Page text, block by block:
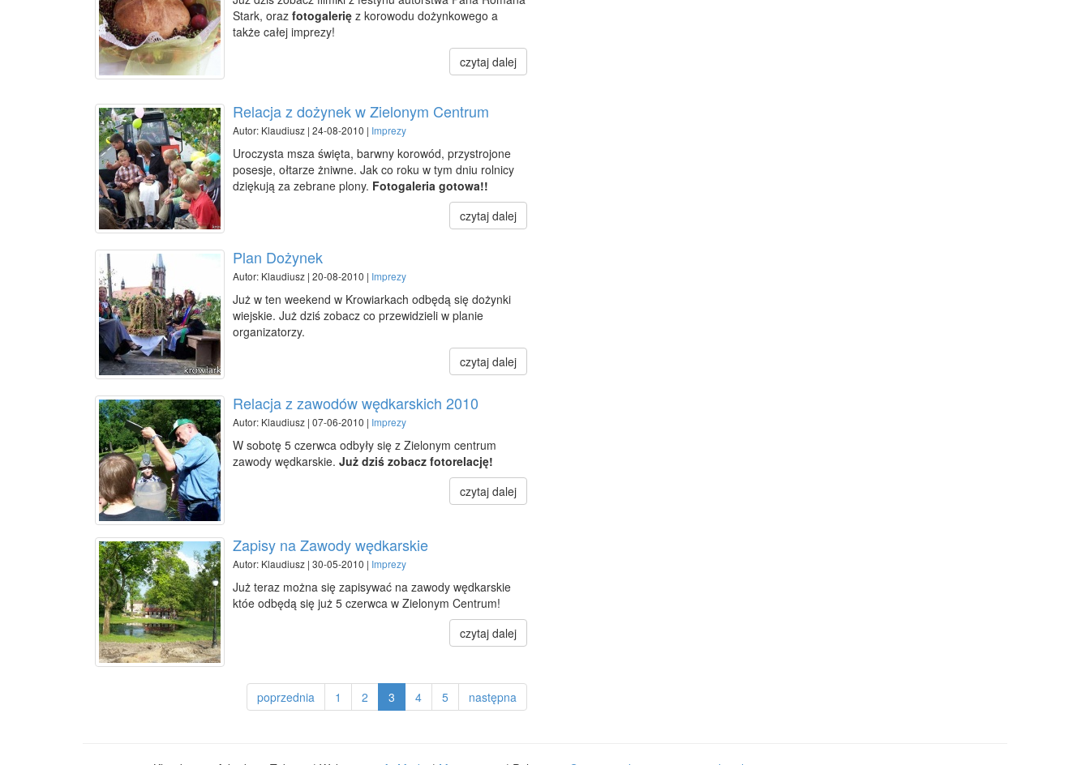
Stark, oraz fotogalerię z korowodu dożynkowego a
także całej imprezy!
czytaj dalej
Relacja z dożynek w Zielonym Centrum
Autor: Klaudiusz | 24-08-2010 | Imprezy
Uroczysta msza święta, barwny korowód, przystrojone
posesje, ołtarze żniwne. Jak co roku w tym dniu rolnicy
dziękują za zebrane plony. Fotogaleria gotowa!!
czytaj dalej
Plan Dożynek
Autor: Klaudiusz | 20-08-2010 | Imprezy
Już w ten weekend w Krowiarkach odbędą się dożynki
wiejskie. Już dziś zobacz co przewidzieli w planie
organizatorzy.
czytaj dalej
Relacja z zawodów wędkarskich 2010
Autor: Klaudiusz | 07-06-2010 | Imprezy
W sobotę 5 czerwca odbyły się z Zielonym centrum
zawody wędkarskie. Już dziś zobacz fotorelację!
czytaj dalej
Zapisy na Zawody wędkarskie
Autor: Klaudiusz | 30-05-2010 | Imprezy
Już teraz można się zapisywać na zawody wędkarskie
któe odbędą się już 5 czerwca w Zielonym Centrum!
czytaj dalej
poprzednia 1 2 3 4 5 następna